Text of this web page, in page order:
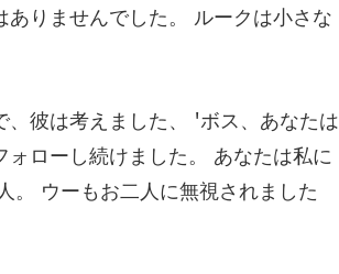
ローし続けました。 あなたは私に